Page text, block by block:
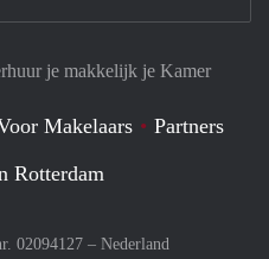
je makkelijk je Kamer
Makelaars
Partners
Rotterdam
02094127 – Nederland